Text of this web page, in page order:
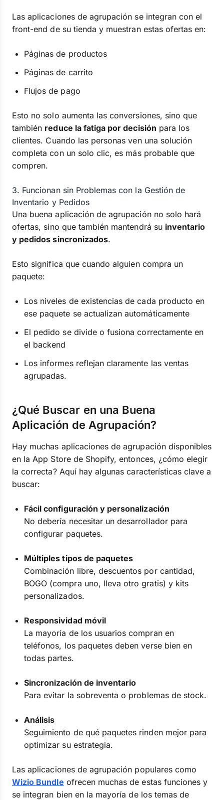
Las aplicaciones de agrupación se integran con el
front-end de su tienda y muestran estas ofertas en:
Páginas de productos
Páginas de carrito
Flujos de pago
Esto no solo aumenta las conversiones, sino que
también reduce la fatiga por decisión para los
clientes. Cuando las personas ven una solución
completa con un solo clic, es más probable que
compren.
3. Funcionan sin Problemas con la Gestión de
Inventario y Pedidos
Una buena aplicación de agrupación no solo hará
ofertas, sino que también mantendrá su inventario
y pedidos sincronizados.
Esto significa que cuando alguien compra un
paquete:
Los niveles de existencias de cada producto en
ese paquete se actualizan automáticamente
El pedido se divide o fusiona correctamente en
el backend
Los informes reflejan claramente las ventas
agrupadas.
¿Qué Buscar en una Buena
Aplicación de Agrupación?
Hay muchas aplicaciones de agrupación disponibles
en la App Store de Shopify, entonces, ¿cómo elegir
la correcta? Aquí hay algunas características clave a
buscar:
Fácil configuración y personalización
No debería necesitar un desarrollador para
configurar paquetes.
Múltiples tipos de paquetes
Combinación libre, descuentos por cantidad,
BOGO (compra uno, lleva otro gratis) y kits
personalizados.
Responsividad móvil
La mayoría de los usuarios compran en
teléfonos, los paquetes deben verse bien en
todas partes.
Sincronización de inventario
Para evitar la sobreventa o problemas de stock.
Análisis
Seguimiento de qué paquetes rinden mejor para
optimizar su estrategia.
Las aplicaciones de agrupación populares como
Wizio Bundle ofrecen muchas de estas funciones y
se integran bien en la mayoría de los temas de